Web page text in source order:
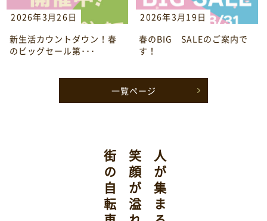
2026年3月26日
新生活カウントダウン！春
のビッグセール第･･･
2026年3月19日
春のBIG SALEのご案内で
す！
一覧ページ
人が集まる、